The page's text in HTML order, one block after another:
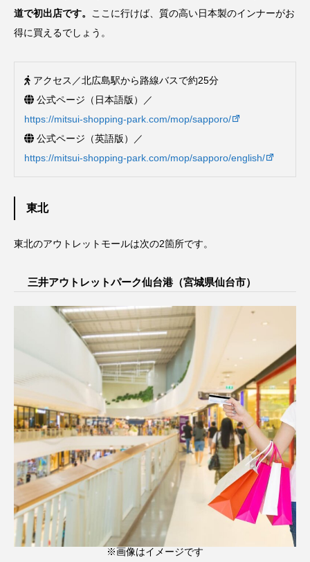
道で初出店です。
ここに行けば、質の高い日本製のインナーがお
得に買えるでしょう。
アクセス／北広島駅から路線バスで約25分
公式ページ（日本語版）／
https://mitsui-shopping-park.com/mop/sapporo/
公式ページ（英語版）／
https://mitsui-shopping-park.com/mop/sapporo/english/
東北
東北のアウトレットモールは次の2箇所です。
三井アウトレットパーク仙台港（宮城県仙台市）
※画像はイメージです